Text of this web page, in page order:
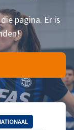
pagina. Er is